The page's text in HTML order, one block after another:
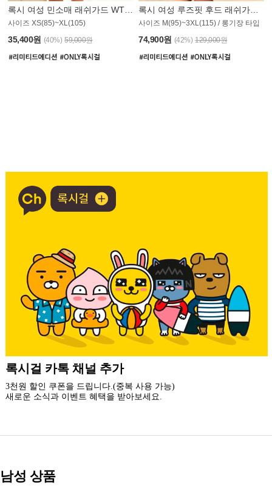
사이즈 XS(85)~XL(105)
35,400원 (40%) 59,000원
사이즈 M(95)~3XL(115) / 롱기장 타입
74,900원 (42%) 129,000원
더 가까운 쇼핑, 록시걸 모바일 앱
빠른쇼핑! 간편결제! 모바일에 딱 맞춘 쇼핑 앱
지금 설치하고 추가 할인 받아 가세요.
남성 상품